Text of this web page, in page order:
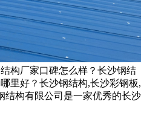
构厂家口碑怎么样？长沙钢结
里好？长沙钢结构,长沙彩钢板,
结构有限公司是一家优秀的长沙